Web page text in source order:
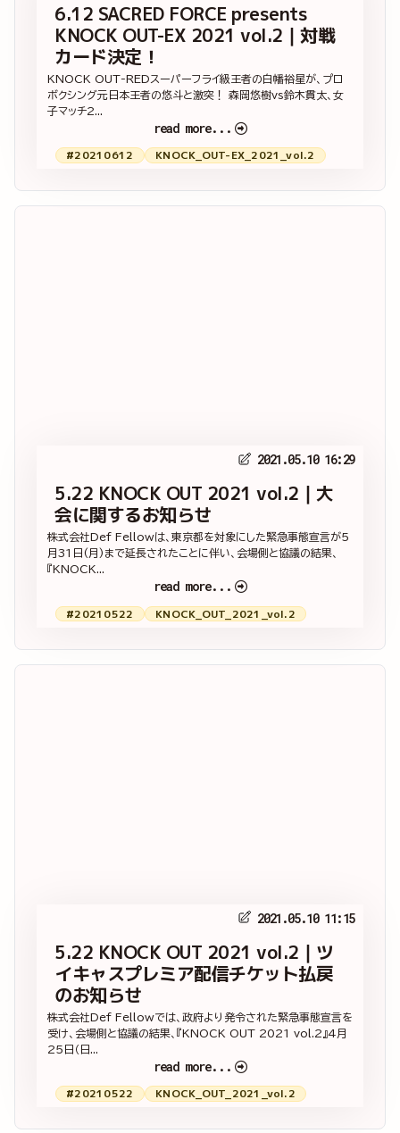
6.12 SACRED FORCE presents
KNOCK OUT-EX 2021 vol.2｜対戦
カード決定！
KNOCK OUT-REDスーパーフライ級王者の白幡裕星が、プロ
ボクシング元日本王者の悠斗と激突！ 森岡悠樹vs鈴木貫太、女
子マッチ2...
read more...
#20210612 KNOCK_OUT-EX_2021_vol.2
2021.05.10 16:29
5.22 KNOCK OUT 2021 vol.2｜大
会に関するお知らせ
株式会社Def Fellowは、東京都を対象にした緊急事態宣言が5
月31日(月)まで延長されたことに伴い、会場側と協議の結果、
『KNOCK...
read more...
#20210522 KNOCK_OUT_2021_vol.2
2021.05.10 11:15
5.22 KNOCK OUT 2021 vol.2｜ツ
イキャスプレミア配信チケット払戻
のお知らせ
株式会社Def Fellowでは、政府より発令された緊急事態宣言を
受け、会場側と協議の結果、『KNOCK OUT 2021 vol.2』4月
25日（日...
read more...
#20210522 KNOCK_OUT_2021_vol.2